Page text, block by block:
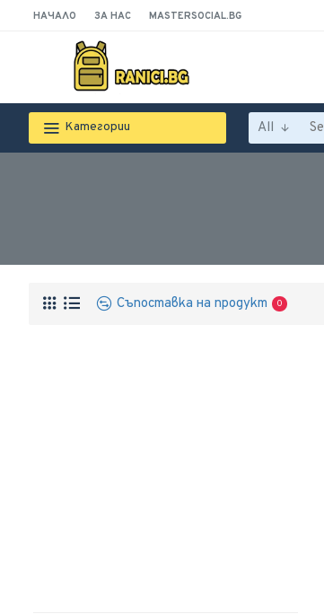
НАЧАЛО ЗА НАС MASTERSOCIAL.BG
Категории All
Съпоставка на продукт 0